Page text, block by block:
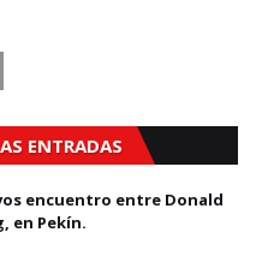
ENTRADAS
encuentro entre Donald
en Pekín.